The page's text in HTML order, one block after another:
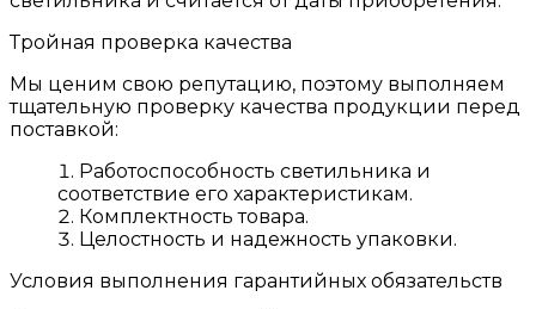
Тройная проверка качества
Мы ценим свою репутацию, поэтому выполняем
тщательную проверку качества продукции перед
поставкой:
Работоспособность светильника и
соответствие его характеристикам.
Комплектность товара.
Целостность и надежность упаковки.
Условия выполнения гарантийных обязательств